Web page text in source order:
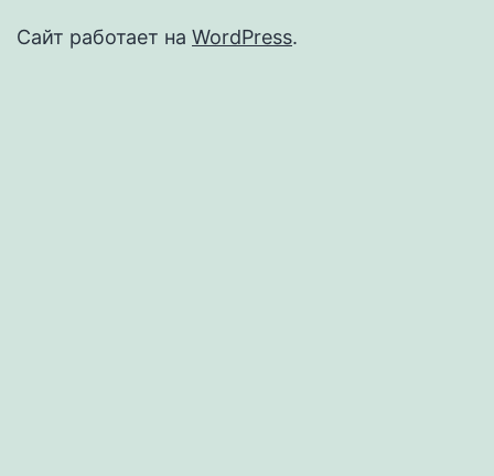
Сайт работает на WordPress.